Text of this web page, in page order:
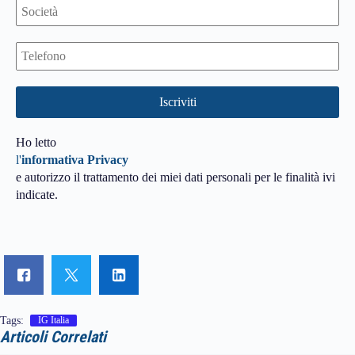
Ho letto
l'informativa Privacy
e autorizzo il trattamento dei miei dati personali per le finalità ivi
indicate.
Tags: IG Italia
Articoli Correlati